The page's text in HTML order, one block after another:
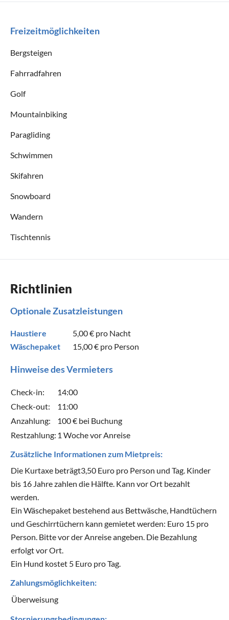
Freizeitmöglichkeiten
Bergsteigen
Fahrradfahren
Golf
Mountainbiking
Paragliding
Schwimmen
Skifahren
Snowboard
Wandern
Tischtennis
Richtlinien
Optionale Zusatzleistungen
Haustiere 5,00 € pro Nacht
Wäschepaket
15,00 € pro Person
Hinweise des Vermieters
Check-in:
14:00
Check-out:
11:00
Anzahlung:
100 € bei Buchung
Restzahlung: 1 Woche vor Anreise
Zusätzliche Informationen zum Mietpreis:
Die Kurtaxe beträgt3,50 Euro pro Person und Tag. Kinder
bis 16 Jahre zahlen die Hälfte. Kann vor Ort bezahlt
werden.
Ein Wäschepaket bestehend aus Bettwäsche, Handtüchern
und Geschirrtüchern kann gemietet werden: Euro 15 pro
Person. Bitte vor der Anreise angeben. Die Bezahlung
erfolgt vor Ort.
Ein Hund kostet 5 Euro pro Tag.
Zahlungsmöglichkeiten:
Überweisung